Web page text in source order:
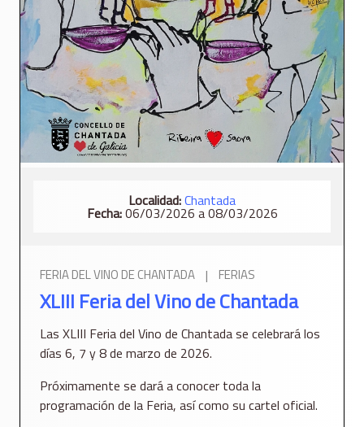
Localidad:Chantada
Fecha:06/03/2026 a 08/03/2026
FERIA DEL VINO DE CHANTADA | FERIAS
XLIII Feria del Vino de Chantada
Las XLIII Feria del Vino de Chantada se celebrará los
días 6, 7 y 8 de marzo de 2026.
Próximamente se dará a conocer toda la
programación de la Feria, así como su cartel oficial.